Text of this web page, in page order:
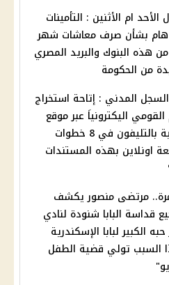
ام الأثنين : التأمينات
هام بشأن صرف معاشات شهر
يونيو 2025 من هذه البنوك والبريد المصري
من الحكومة
المدني : إتاحة استخراج
اليكترونياَ عبر موقع
وزارة الداخلية بالتليفون في 8 خطوات
اونلاين بهذه المستندات
مرة.. مرتضى منصور يكشف
قداسة البابا شنودة لنادي
الكبير لبابا الإسكندرية
السبب تولي قضية الطفل